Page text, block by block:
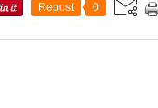
Repost 0